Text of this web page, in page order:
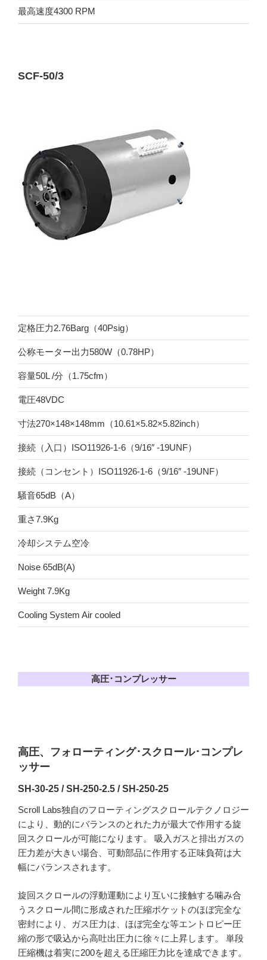
最高速度4300 RPM
SCF-50/3
定格圧力2.76Barg（40Psig）
公称モーター出力580W（0.78HP）
容量50L /分（1.75cfm）
電圧48VDC
寸法270×148×148mm（10.61×5.82×5.82inch）
接続（入口）ISO11926-1-6（9/16″ -19UNF）
接続（コンセント）ISO11926-1-6（9/16″ -19UNF）
騒音65dB（A）
重さ7.9Kg
冷却システム空冷
Noise 65dB(A)
Weight 7.9Kg
Cooling System Air cooled
高圧･コンプレッサー
高圧、フォローティング･スクロール･コンプレ
ッサー
SH-30-25 / SH-250-2.5 / SH-250-25
Scroll Labs独自のフローティングスクロールテクノロジー
により、動的にバランスのとれた力が最大で作用する旋
回スクロールが可能になります。 吸入ガスと排出ガスの
圧力差が大きい場合、可動部品に作用する正味負荷は大
幅にバランスされます。
旋回スクロールの浮動運動により互いに接触する噛み合
うスクロール間に形成された圧縮ポケットのほぼ完全な
密封により、ガス圧力は、ほぼ完全な等エントロピー圧
縮の形で吸込から高吐出圧力に徐々に上昇します。 単段
圧縮機は着実に200を超える圧縮圧力比を達成できます。